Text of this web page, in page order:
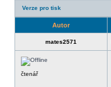
Verze pro tisk
Autor
mates2571
čtenář